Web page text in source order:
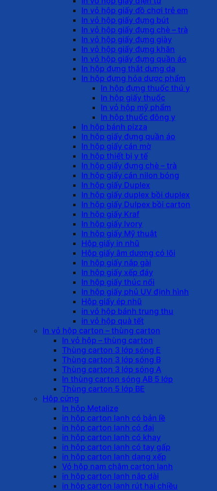
In vỏ hộp giấy đồ chơi trẻ em
In vỏ hộp giấy đựng bút
In vỏ hộp giấy đựng chè – trà
In vỏ hộp giấy đựng giày
In vỏ hộp giấy đựng khăn
In vỏ hộp giấy đựng quần áo
In hộp đựng thắt dưng da
In hộp đựng hóa dược phẩm
In hộp đựng thuốc thú y
In hộp giấy thuốc
In vỏ hộp mỹ phẩm
In hộp thuốc đông y
In hộp bánh pizza
In hộp giấy đựng quần áo
In hộp giấy cán mờ
In hộp thiết bị y tế
In hộp giấy đựng chè – trà
In hộp giấy cán nilon bóng
In hộp giấy Duplex
In hộp giấy duplex bồi duplex
In hộp giấy Dulpex bồi carton
In hộp giấy Kraf
In hộp giấy Ivory
In hộp giấy Mỹ thuật
Hộp giấy in nhũ
Hộp giấy âm dương có lõi
In hộp giấy nắp gài
In hộp giấy xếp đáy
In hộp giấy thúc nổi
In hộp giấy phủ UV định hình
Hộp giấy ép nhũ
in vỏ hộp bánh trung thu
in vỏ hộp quà tết
In vỏ hộp carton – thùng carton
In vỏ hộp – thùng carton
Thùng carton 3 lớp sóng E
Thùng carton 3 lớp sóng B
Thùng carton 3 lớp sóng A
In thùng carton sóng AB 5 lớp
Thùng carton 5 lớp BE
Hộp cứng
In hộp Metalize
in hộp carton lạnh có bản lề
in hộp carton lạnh có đai
in hộp carton lạnh có khay
in hộp carton lạnh có tay gấp
in hộp carton lạnh dạng xếp
Vỏ hộp nam châm carton lạnh
in hộp carton lạnh nắp dài
in hộp carton lạnh rút hai chiều